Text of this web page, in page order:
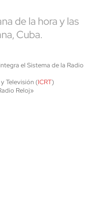
de la hora y las
Cuba.
el Sistema de la Radio
Televisión (ICRT)
Reloj»